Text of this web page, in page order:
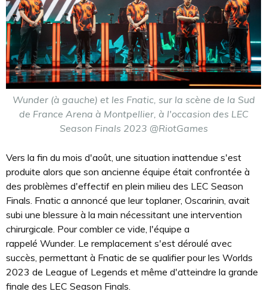
Wunder (à gauche) et les Fnatic, sur la scène de la Sud
de France Arena à Montpellier, à l'occasion des LEC
Season Finals 2023 @RiotGames
Vers la fin du mois d'août, une situation inattendue s'est
produite alors que son ancienne équipe était confrontée à
des problèmes d'effectif en plein milieu des LEC Season
Finals. Fnatic a annoncé que leur toplaner, Oscarinin, avait
subi une blessure à la main nécessitant une intervention
chirurgicale. Pour combler ce vide, l'équipe a
rappelé Wunder. Le remplacement s'est déroulé avec
succès, permettant à Fnatic de se qualifier pour les Worlds
2023 de League of Legends et même d'atteindre la grande
finale des LEC Season Finals.